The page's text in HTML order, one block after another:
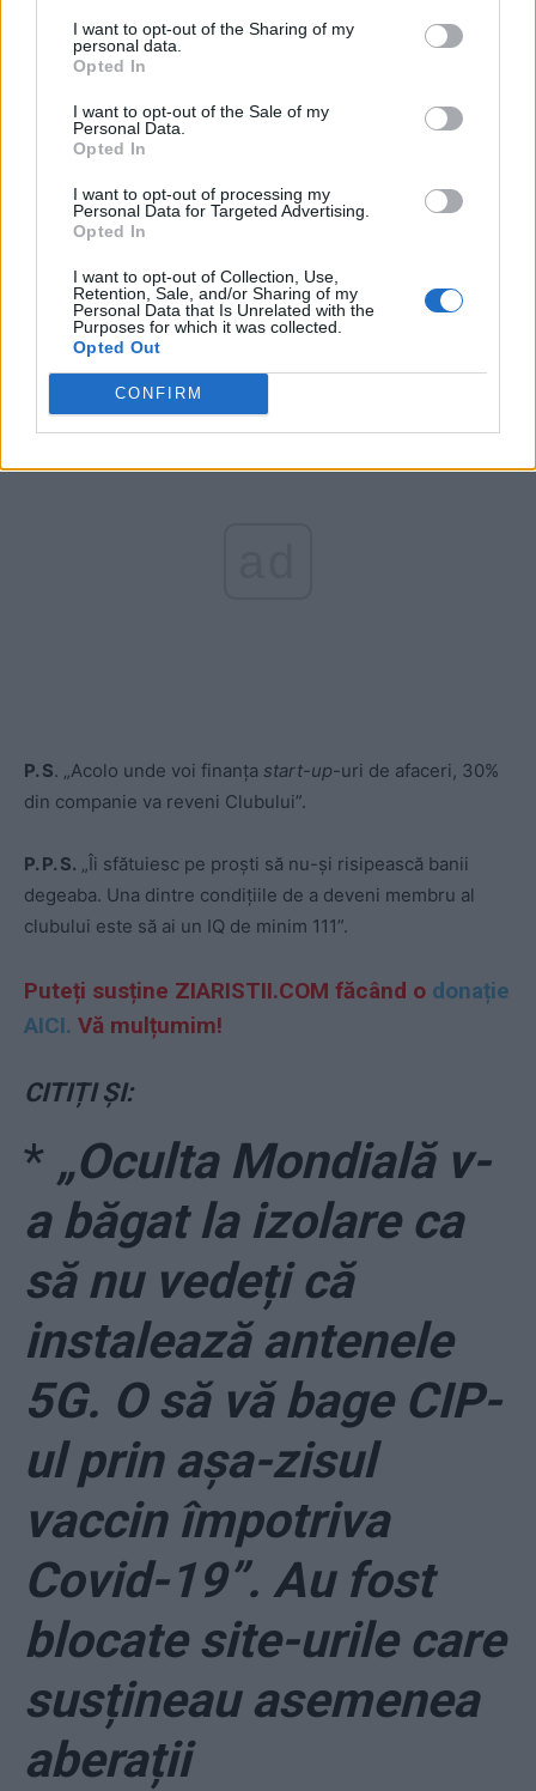
I want to opt-out of the Sharing of my
personal data.
Opted In
I want to opt-out of the Sale of my
Personal Data.
Opted In
I want to opt-out of processing my
Personal Data for Targeted Advertising.
Opted In
I want to opt-out of Collection, Use,
Retention, Sale, and/or Sharing of my
Personal Data that Is Unrelated with the
Purposes for which it was collected.
Opted Out
CONFIRM
precizări. Cei care vor avea un IQ de 130 vor putea urma
aceste cursuri gratuit, iar cei cu un IQ de 140 vor fi făcuți
automat membri de onoare ai clubului, evident și
cursurile fiind gratuite. Generație, cine va avea legitimația
și insigna clubului nu va mai avea nevoie de nicio altă
certificare publică. Ei vor fi tot ce va avea nația asta mai
valoros în business și politică, iar membrii de onoare vor
130+ ești un tip super inteligent, de la 140 în sus ești
geniu”.
P. S. „Acolo unde voi finanța start-up-uri de afaceri, 30%
din companie va reveni Clubului”.
P. P. S. „Îi sfătuiesc pe proști să nu-și risipească banii
degeaba. Una dintre condițiile de a deveni membru al
clubului este să ai un IQ de minim 111”.
Puteți susține ZIARISTII.COM făcând o donație
AICI. Vă mulțumim!
CITIȚI ȘI:
* „Oculta Mondială v-
a băgat la izolare ca
să nu vedeți că
instalează antenele
5G. O să vă bage CIP-
ul prin așa-zisul
vaccin împotriva
Covid-19”. Au fost
blocate site-urile care
susțineau asemenea
aberații